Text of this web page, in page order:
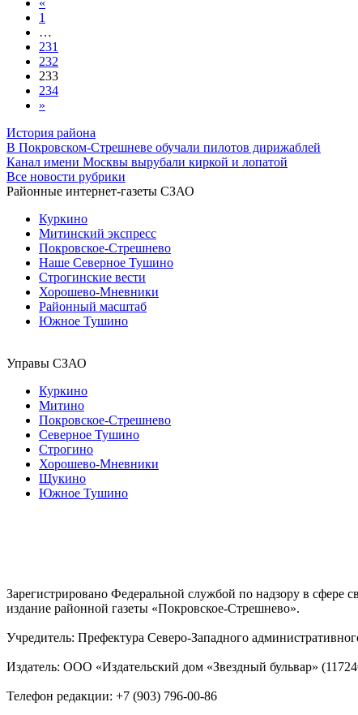
1
…
231
232
233
234
»
История района
В Покровском-Стрешневе обучали пилотов дирижаблей
Канал имени Москвы вырубали киркой и лопатой
Все новости рубрики
Районные интернет-газеты СЗАО
Куркино
Митинский экспресс
Покровское-Стрешнево
Наше Северное Тушино
Строгинские вести
Хорошево-Мневники
Районный масштаб
Южное Тушино
Управы СЗАО
Куркино
Митино
Покровское-Стрешнево
Северное Тушино
Строгино
Хорошево-Мневники
Щукино
Южное Тушино
Зарегистрировано Федеральной службой по надзору в
издание районной газеты «Покровское-Стрешнево».
Учредитель: Префектура Северо-Западного
Издатель: ООО «Издательский дом «Звездный бульвар»
Телефон редакции: +7 (903) 796-00-86